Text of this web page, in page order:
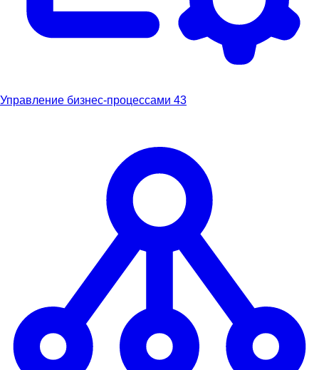
Управление бизнес-процессами 43